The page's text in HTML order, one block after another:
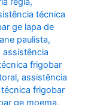
técnica
ge lapa de
paulista,
assistência
frigobar
,assistência
frigobar
ge moema,